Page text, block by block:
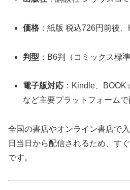
価格 ：紙版 税込726円前後
判型 ：B6判（コミックス標
電子版対応 ：Kindle、
など主要プラットフォーム
全国の書店やオンライン書店で
日当日から配信されるため、す
です。